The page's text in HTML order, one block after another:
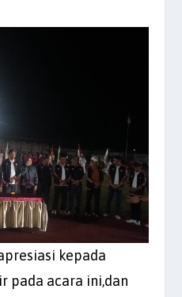
kepada
pada acara ini,dan